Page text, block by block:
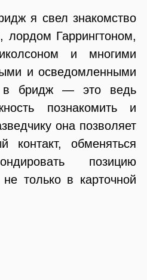
я свел знакомство
Гаррингтоном,
и многими
и осведомленными
в бридж — это ведь
познакомить и
она позволяет
контакт, обменяться
позицию
только в карточной